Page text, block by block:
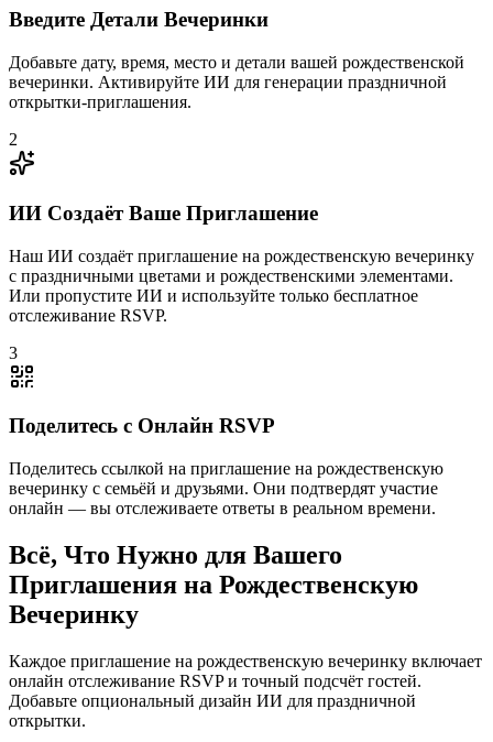
Введите Детали Вечеринки
Добавьте дату, время, место и детали вашей рождественской
вечеринки. Активируйте ИИ для генерации праздничной
открытки-приглашения.
2
ИИ Создаёт Ваше Приглашение
Наш ИИ создаёт приглашение на рождественскую вечеринку
с праздничными цветами и рождественскими элементами.
Или пропустите ИИ и используйте только бесплатное
отслеживание RSVP.
3
Поделитесь с Онлайн RSVP
Поделитесь ссылкой на приглашение на рождественскую
вечеринку с семьёй и друзьями. Они подтвердят участие
онлайн — вы отслеживаете ответы в реальном времени.
Всё, Что Нужно для Вашего
Приглашения на Рождественскую
Вечеринку
Каждое приглашение на рождественскую вечеринку включает
онлайн отслеживание RSVP и точный подсчёт гостей.
Добавьте опциональный дизайн ИИ для праздничной
открытки.